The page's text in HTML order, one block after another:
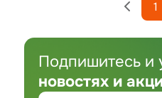
1
Подпишитесь и
новостях и